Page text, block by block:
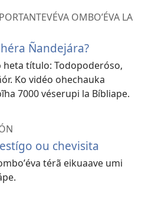
OMBOʼÉVA LA
Ñandejára?
heta título: Todopoderóso,
Ko vidéo ohechauka
7000 véserupi la Bíbliape.
ou chevisita
térã eikuaave umi